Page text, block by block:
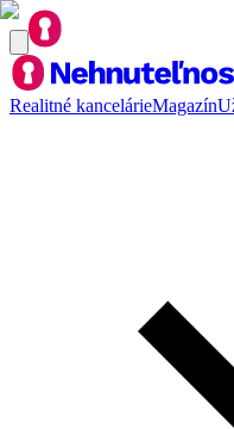
Realitné kancelárieMagazín